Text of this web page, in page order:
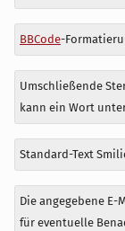
BBCode-
Umschließende
kann ein Wort
Standard-Text
Die angegebene
für eventuelle